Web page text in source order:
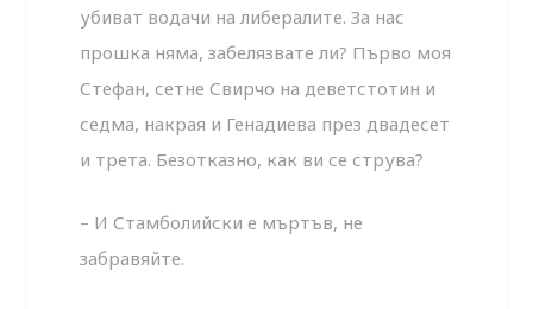
убиват водачи на либералите. За нас
прошка няма, забелязвате ли? Първо моя
Стефан, сетне Свирчо на деветстотин и
седма, накрая и Генадиева през двадесет
и трета. Безотказно, как ви се струва?
– И Стамболийски е мъртъв, не
забравяйте.